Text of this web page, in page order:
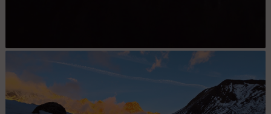
Matin au lac de la Douche